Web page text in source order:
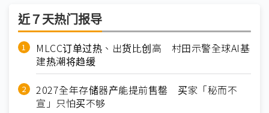
近７天热门报导
MLCC订单过热、出货比创高 村田示警全球AI基
建热潮将趋缓
2027全年存储器产能提前售罄 买家「秘而不
宣」只怕买不够